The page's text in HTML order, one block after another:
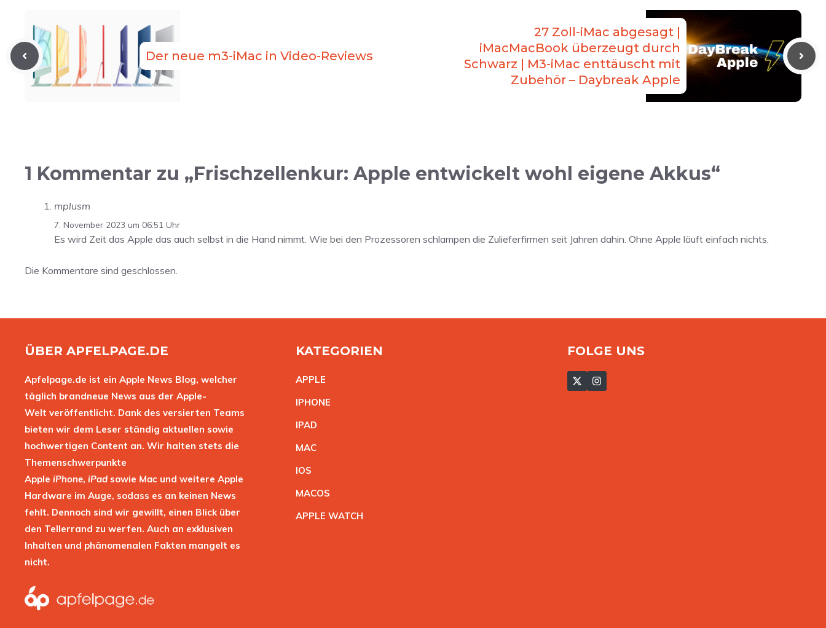
Der neue m3-iMac in Video-Reviews
27 Zoll-iMac abgesagt |
iMacMacBook überzeugt durch
Schwarz | M3-iMac enttäuscht mit
Zubehör – Daybreak Apple
1 Kommentar zu „Frischzellenkur: Apple entwickelt wohl eigene Akkus“
mplusm
7. November 2023 um 06:51 Uhr
Es wird Zeit das Apple das auch selbst in die Hand nimmt. Wie bei den Prozessoren schlampen die Zulieferfirmen seit Jahren dahin. Ohne Apple läuft einfach nichts.
Die Kommentare sind geschlossen.
ÜBER APFELPAGE.DE
Apfelpage.de ist ein Apple News Blog, welcher
täglich brandneue News aus der Apple-
Welt veröffentlicht. Dank des versierten Teams
bieten wir dem Leser ständig aktuellen sowie
hochwertigen Content an. Wir halten stets die
Themenschwerpunkte
Apple iPhone, iPad sowie Mac und weitere Apple
Hardware im Auge, sodass es an keinen News
fehlt. Dennoch sind wir gewillt, einen Blick über
den Tellerrand zu werfen. Auch an exklusiven
Inhalten und phänomenalen Fakten mangelt es
nicht.
KATEGORIEN
APPLE
IPHONE
IPAD
MAC
IOS
MACOS
APPLE WATCH
FOLGE UNS